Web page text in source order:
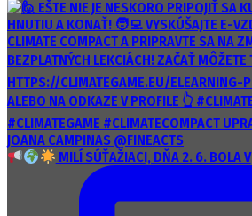
MILÍ SÚŤAŽIACI, DŇA 2. 6. BOLA V